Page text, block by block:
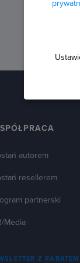
autorem
resellerem
partnerski
Media
Z RABATEM